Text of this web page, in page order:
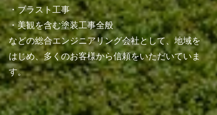
・ブラスト工事
・美観を含む塗装工事全般
などの総合エンジニアリング会社として、地域を
はじめ、多くのお客様から信頼をいただいていま
す。